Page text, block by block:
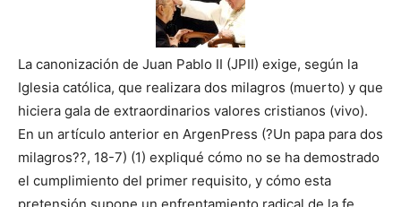
La canonización de Juan Pablo II (JPII) exige, según la
Iglesia católica, que realizara dos milagros (muerto) y que
hiciera gala de extraordinarios valores cristianos (vivo).
En un artículo anterior en ArgenPress (?Un papa para dos
milagros??, 18-7) (1) expliqué cómo no se ha demostrado
el cumplimiento del primer requisito, y cómo esta